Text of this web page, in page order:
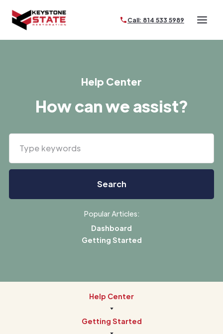
Call: 814 533 5989
Help Center
How can we assist?
Popular Articles:
Dashboard
Getting Started
Help Center
Getting Started